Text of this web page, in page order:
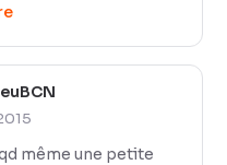
même une petite